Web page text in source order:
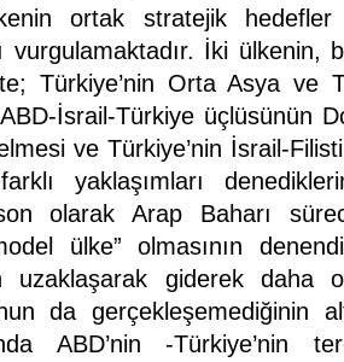
ortak stratejik hedefler
vurgulamaktadır. İki ülkenin,
Türkiye’nin Orta Asya ve
İsrail-Türkiye üçlüsünün
ve Türkiye’nin İsrail-
yaklaşımları
olarak Arap Baharı
ülke” olmasının
uzaklaşarak giderek daha
da gerçekleşemediğinin
ABD’nin -Türkiye’nin